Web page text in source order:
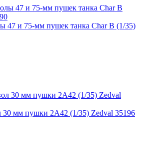
47 и 75-мм пушек танка Char B (1/35)
30 мм пушки 2А42 (1/35) Zedval 35196